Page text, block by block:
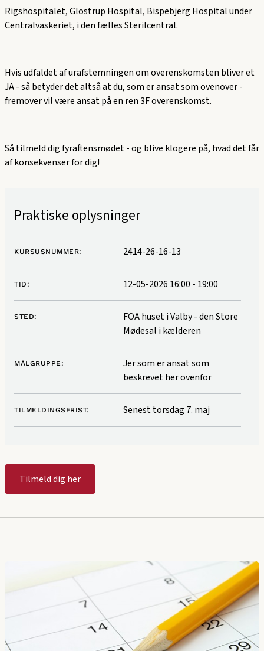
Rigshospitalet, Glostrup Hospital, Bispebjerg Hospital under
Centralvaskeriet, i den fælles Sterilcentral.
Hvis udfaldet af urafstemningen om overenskomsten bliver et
JA - så betyder det altså at du, som er ansat som ovenover -
fremover vil være ansat på en ren 3F overenskomst.
Så tilmeld dig fyraftensmødet - og blive klogere på, hvad det får
af konsekvenser for dig!
Praktiske oplysninger
KURSUSNUMMER: 2414-26-16-13
TID: 12-05-2026 16:00 - 19:00
STED:
FOA huset i Valby - den Store
Mødesal i kælderen
MÅLGRUPPE:
Jer som er ansat som
beskrevet her ovenfor
TILMELDINGSFRIST: Senest torsdag 7. maj
Tilmeld dig her